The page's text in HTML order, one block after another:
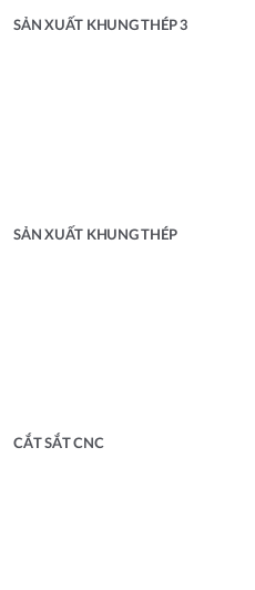
SẢN XUẤT KHUNG THÉP 3
SẢN XUẤT KHUNG THÉP
CẮT SẮT CNC